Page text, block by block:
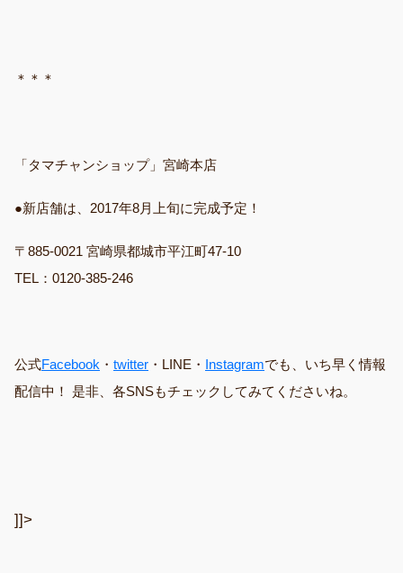
＊＊＊
「タマチャンショップ」宮崎本店
●新店舗は、2017年8月上旬に完成予定！
〒885-0021 宮崎県都城市平江町47-10
TEL：0120-385-246
公式Facebook ・ twitter ・LINE・ Instagramでも、いち早く情報
配信中！ 是非、各SNSもチェックしてみてくださいね。
]]>